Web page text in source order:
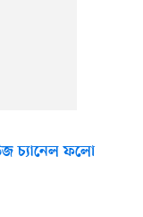
চ্যানেল ফলো